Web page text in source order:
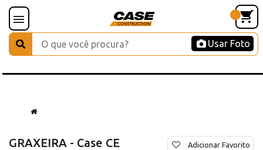
Usar Foto
GRAXEIRA - Case CE Adicionar Favorito